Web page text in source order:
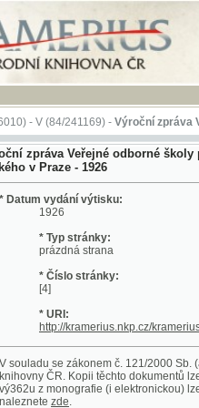
-V(84/241169) -Výroční zpráva Veřejné
zpráva Veřejné odborné školy pro
v Praze - 1926
vydání výtisku:
* Typ stránky:
* Číslo stránky:
* URI:
http://kramerius.nkp.cz/kramerius/
se zákonem č. 121/2000 Sb.
zde.